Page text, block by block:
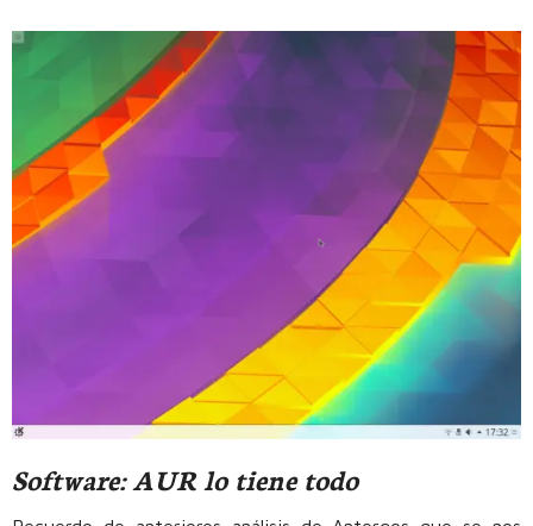
Software: AUR lo tiene todo